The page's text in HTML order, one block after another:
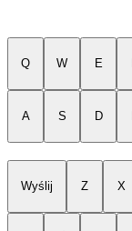
Q W E
A S D
Wyślij Z X